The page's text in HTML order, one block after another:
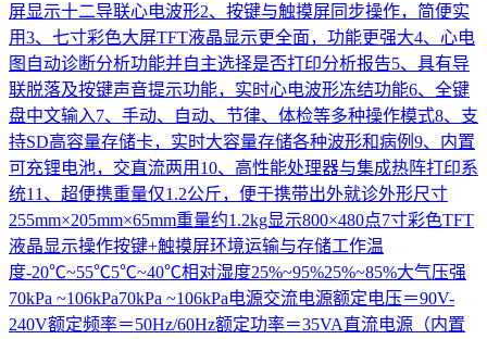
屏显示十二导联心电波形2、按键与触摸屏同步操作，简便实
用3、七寸彩色大屏TFT液晶显示更全面，功能更强大4、心电
图自动诊断分析功能并自主选择是否打印分析报告5、具有导
联脱落及按键声音提示功能，实时心电波形冻结功能6、全键
盘中文输入7、手动、自动、节律、体检等多种操作模式8、支
持SD高容量存储卡，实时大容量存储各种波形和病例9、内置
可充锂电池，交直流两用10、高性能处理器与集成热阵打印系
统11、超便携重量仅1.2公斤，便于携带出外就诊外形尺寸
255mm×205mm×65mm重量约1.2kg显示800×480点7寸彩色TFT
液晶显示操作按键+触摸屏环境运输与存储工作温
度-20℃~55℃5℃~40℃相对湿度25%~95%25%~85%大气压强
70kPa ~106kPa70kPa ~106kPa电源交流电源额定电压＝90V-
240V额定频率＝50Hz/60Hz额定功率＝35VA直流电源（内置